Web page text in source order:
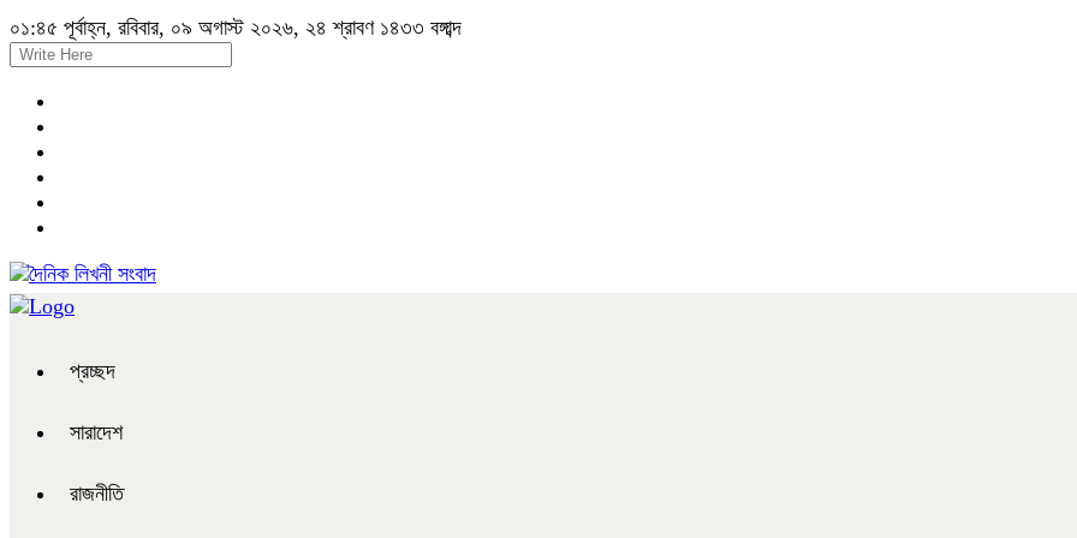
০১:৪৫ পূর্বাহ্ন, রবিবার, ০৯ অগাস্ট ২০২৬, ২৪ শ্রাবণ ১৪৩৩ বঙ্গাব্দ
প্রচ্ছদ
সারাদেশ
রাজনীতি